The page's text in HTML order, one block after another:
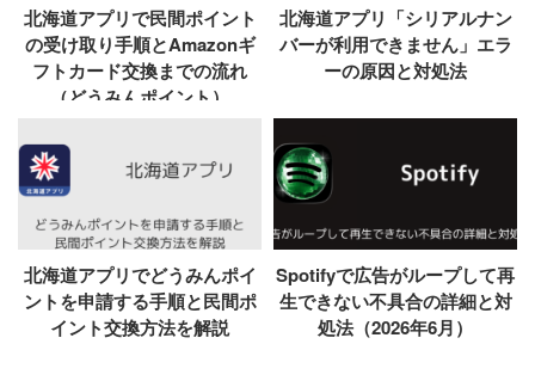
北海道アプリで民間ポイント
の受け取り手順とAmazonギ
フトカード交換までの流れ
（どうみんポイント）
北海道アプリ「シリアルナン
バーが利用できません」エラ
ーの原因と対処法
北海道アプリでどうみんポイ
ントを申請する手順と民間ポ
イント交換方法を解説
Spotifyで広告がループして再
生できない不具合の詳細と対
処法（2026年6月）